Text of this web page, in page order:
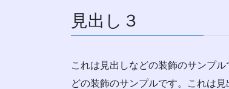
見出し３
これは見出しなどの装飾のサンプ
どの装飾のサンプルです。これは見